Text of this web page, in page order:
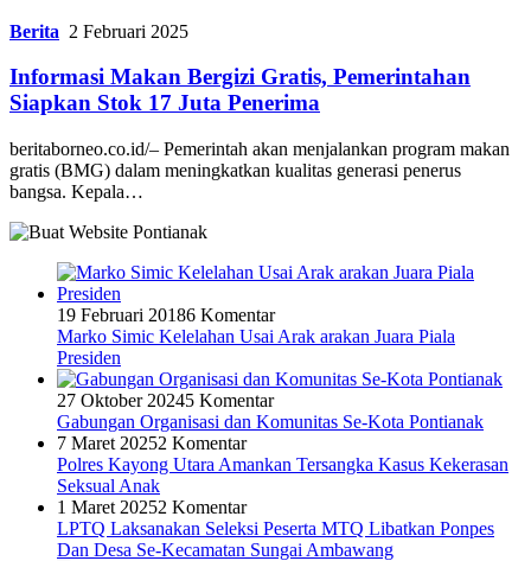
Berita 2 Februari 2025
Informasi Makan Bergizi Gratis, Pemerintahan
Siapkan Stok 17 Juta Penerima
beritaborneo.co.id/– Pemerintah akan menjalankan program makan
gratis (BMG) dalam meningkatkan kualitas generasi penerus
bangsa. Kepala…
19 Februari 20186 Komentar
Marko Simic Kelelahan Usai Arak arakan Juara Piala
Presiden
27 Oktober 20245 Komentar
Gabungan Organisasi dan Komunitas Se-Kota Pontianak
7 Maret 20252 Komentar
Polres Kayong Utara Amankan Tersangka Kasus Kekerasan
Seksual Anak
1 Maret 20252 Komentar
LPTQ Laksanakan Seleksi Peserta MTQ Libatkan Ponpes
Dan Desa Se-Kecamatan Sungai Ambawang